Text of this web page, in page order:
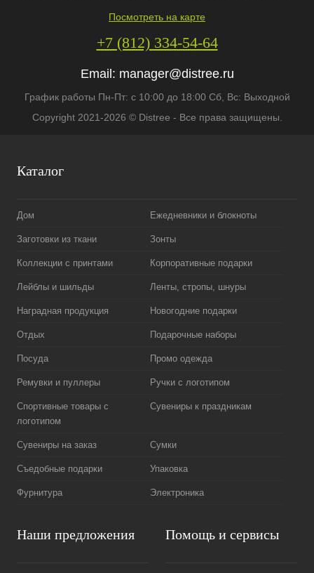
Каталог
Дом Ежедневники и блокноты
Заготовки из ткани Зонты
Коллекции с принтами Корпоративные подарки
Лейблы и шильды Ленты, стропы, шнуры
Наградная продукция Новогодние подарки
Отдых Подарочные наборы
Посуда Промо одежда
Ремувки и пуллеры Ручки с логотипом
Спортивные товары с
логотипом
Сувениры к праздникам
Сувениры на заказ Сумки
Съедобные подарки Упаковка
Фурнитура Электроника
Наши предложения Помощь и сервисы
Посмотреть на карте
+7 (812) 334-54-64
Email: manager@distree.ru
График работы Пн-Пт: с 10:00 до 18:00 Сб, Вс: Выходной
Copyright 2021-2026 © Distree - Все права защищены.